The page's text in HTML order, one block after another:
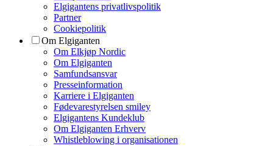
Elgigantens privatlivspolitik
Partner
Cookiepolitik
Om Elgiganten
Om Elkjøp Nordic
Om Elgiganten
Samfundsansvar
Presseinformation
Karriere i Elgiganten
Fødevarestyrelsen smiley
Elgigantens Kundeklub
Om Elgiganten Erhverv
Whistleblowing i organisationen